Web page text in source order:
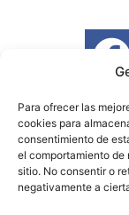
Para ofrecer las
cookies para
consentimiento de
el comportamiento
sitio. No consentir o
negativamente a